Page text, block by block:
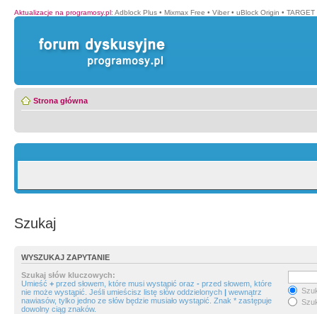
Aktualizacje na programosy.pl: Adblock Plus • Mixmax Free • Viber • uBlock Origin •
Strona główna
Szukaj
WYSZUKAJ ZAPYTANIE
Szukaj słów kluczowych:
Umieść + przed słowem, które musi wystąpić oraz - przed słowem, które
nie może wystąpić. Jeśli umieścisz listę słów oddzielonych | wewnątrz
nawiasów, tylko jedno ze słów będzie musiało wystąpić. Znak * zastępuje
dowolny ciąg znaków.